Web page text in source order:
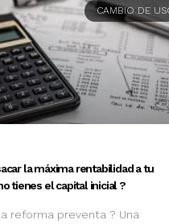
CAMBIO DE
la máxima rentabilidad a tu
tienes el capital inicial ?
reforma preventa ? Una